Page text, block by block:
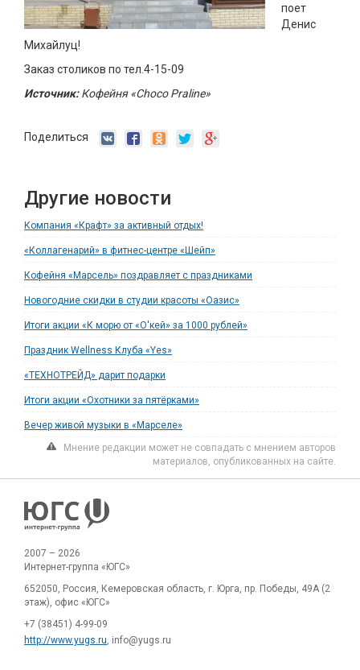
поет
Денис
Михайлуц!
Заказ столиков по тел.4-15-09
Источник:Кофейня «Choco Praline»
Поделиться
Другие новости
Компания «Крафт» за активный отдых!
«Коллагенарий» в фитнес-центре «Шейп»
Кофейня «Марсель» поздравляет с праздниками
Новогодние скидки в студии красоты «Оазис»
Итоги акции «К морю от «О'кей» за 1000 рублей»
Праздник Wellness Клуба «Yes»
«ТЕХНОТРЕЙД» дарит подарки
Итоги акции «Охотники за пятёрками»
Вечер живой музыки в «Марселе»
Мнение редакции может не совпадать с мнением авторов
материалов, опубликованных на сайте.
2007 – 2026
Интернет-группа «ЮГС»
652050, Россия, Кемеровская область, г. Юрга, пр. Победы, 49А (2
этаж), офис «ЮГС»
+7 (38451) 4-99-09
http://www.yugs.ru , info@yugs.ru